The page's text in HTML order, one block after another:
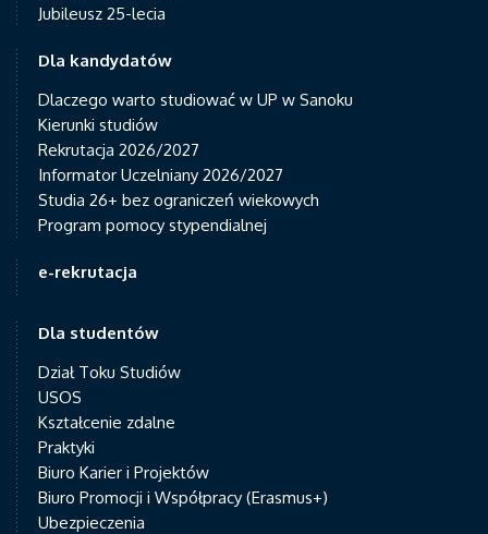
Jubileusz 25-lecia
Dla kandydatów
Dlaczego warto studiować w UP w Sanoku
Kierunki studiów
Rekrutacja 2026/2027
Informator Uczelniany 2026/2027
Studia 26+ bez ograniczeń wiekowych
Program pomocy stypendialnej
e-rekrutacja
Dla studentów
Dział Toku Studiów
USOS
Kształcenie zdalne
Praktyki
Biuro Karier i Projektów
Biuro Promocji i Współpracy (Erasmus+)
Ubezpieczenia